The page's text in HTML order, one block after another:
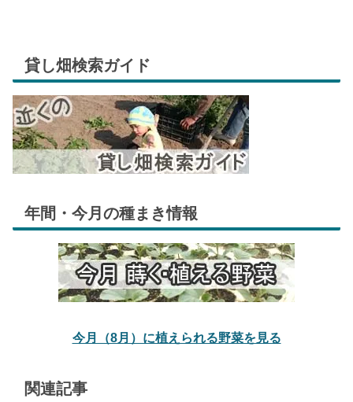
貸し畑検索ガイド
年間・今月の種まき情報
今月（8月）に植えられる野菜を見る
関連記事